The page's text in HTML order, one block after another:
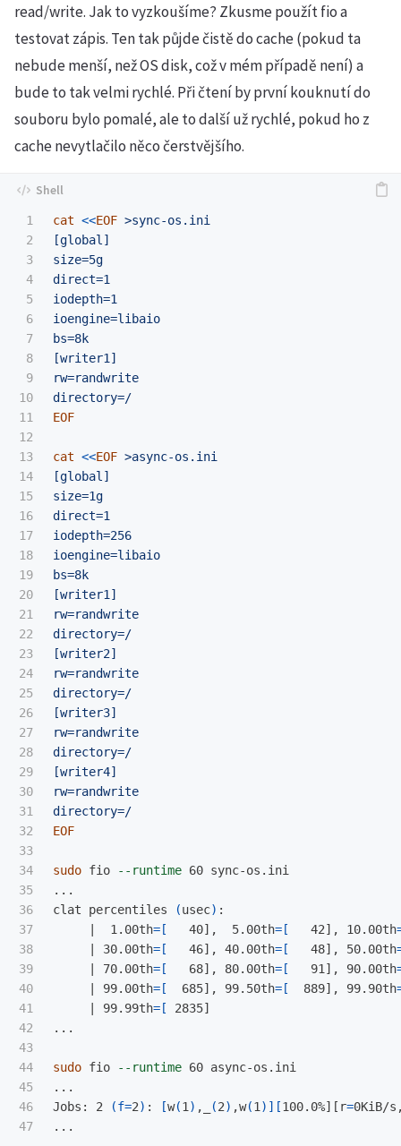
read/write. Jak to vyzkoušíme? Zkusme použít fio a
testovat zápis. Ten tak půjde čistě do cache (pokud ta
nebude menší, než OS disk, což v mém případě není) a
bude to tak velmi rychlé. Při čtení by první kouknutí do
souboru bylo pomalé, ale to další už rychlé, pokud ho z
cache nevytlačilo něco čerstvějšího.
1
2
3
4
5
6
7
8
9
10
11
12
13
14
15
16
17
18
19
20
21
22
23
24
25
26
27
28
29
30
31
32
33
34
35
36
37
38
39
40
41
42
43
44
45
46
cat <<EOF >sync-os.ini
[global]
size=5g
direct=1
iodepth=1
ioengine=libaio
bs=8k
[writer1]
rw=randwrite
EOF
cat <<EOF >async-os.ini
[global]
size=1g
direct=1
iodepth=256
ioengine=libaio
bs=8k
[writer1]
rw=randwrite
directory=/
[writer2]
rw=randwrite
directory=/
[writer3]
rw=randwrite
directory=/
[writer4]
rw=randwrite
EOF
sudo fio --runtime 60 sync-os.ini
...
clat percentiles
(usec) :
     |  1.00th
=[
   40],  5.00th
=[
   42], 10.00th
     | 30.00th
=[
   46], 40.00th
=[
   48], 50.00th
     | 70.00th
=[
   68], 80.00th
=[
   91], 90.00th
     | 99.00th
=[
  685], 99.50th
=[
  889], 99.90th
     | 99.99th
=[
2835]
...
sudo fio --runtime 60 async-os.ini
...
Jobs: 2
(f=2) : [w(1 ) ,_ (2) ,w(1 )][100.0%][r=0KiB/